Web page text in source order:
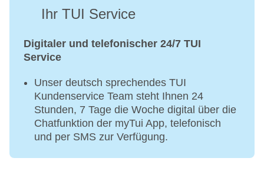
Ihr TUI Service
Digitaler und telefonischer 24/7 TUI
Service
Unser deutsch sprechendes TUI
Kundenservice Team steht Ihnen 24
Stunden, 7 Tage die Woche digital über die
Chatfunktion der myTui App, telefonisch
und per SMS zur Verfügung.